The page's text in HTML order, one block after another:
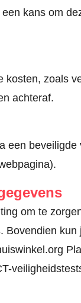
kans om
kosten, zoals
achteraf.
een beveiligde
om te
Bovendien kun